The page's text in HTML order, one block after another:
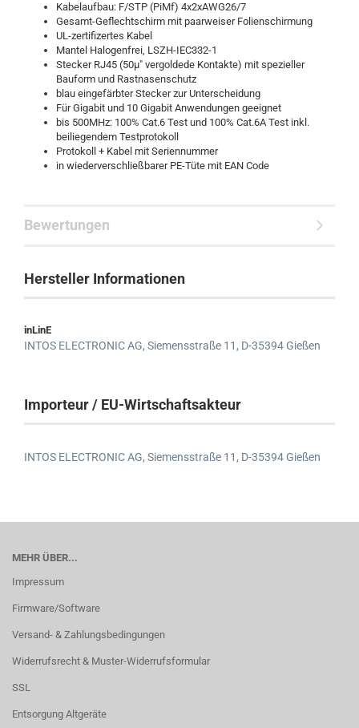
Kabelaufbau: F/STP (PiMf) 4x2xAWG26/7
Gesamt-Geflechtschirm mit paarweiser Folienschirmung
UL-zertifizertes Kabel
Mantel Halogenfrei, LSZH-IEC332-1
Stecker RJ45 (50µ" vergoldede Kontakte) mit spezieller
Bauform und Rastnasenschutz
blau eingefärbter Stecker zur Unterscheidung
Für Gigabit und 10 Gigabit Anwendungen geeignet
bis 500MHz: 100% Cat.6 Test und 100% Cat.6A Test inkl.
beiliegendem Testprotokoll
Protokoll + Kabel mit Seriennummer
in wiederverschließbarer PE-Tüte mit EAN Code
Bewertungen
Hersteller Informationen
inLinE
INTOS ELECTRONIC AG, Siemensstraße 11, D-35394 Gießen
Importeur / EU-Wirtschaftsakteur
INTOS ELECTRONIC AG, Siemensstraße 11, D-35394 Gießen
MEHR ÜBER...
Impressum
Firmware/Software
Versand- & Zahlungsbedingungen
Widerrufsrecht & Muster-Widerrufsformular
SSL
Entsorgung Altgeräte